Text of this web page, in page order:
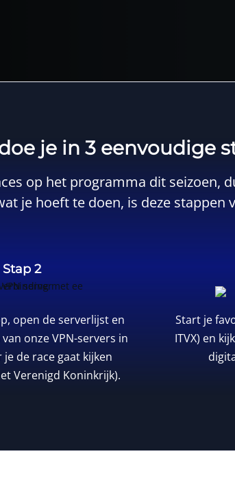
je in 3 eenvoudige
op het programma dit seizoen,
je hoeft te doen, is deze stappen
Stap 2
open de serverlijst en
onze VPN-servers in
de race gaat kijken
Verenigd Koninkrijk).
Start je
ITVX) en